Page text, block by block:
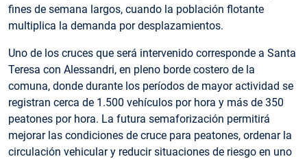
fines de semana largos, cuando la población flotante
multiplica la demanda por desplazamientos.
Uno de los cruces que será intervenido corresponde a Santa
Teresa con Alessandri, en pleno borde costero de la
comuna, donde durante los períodos de mayor actividad se
registran cerca de 1.500 vehículos por hora y más de 350
peatones por hora. La futura semaforización permitirá
mejorar las condiciones de cruce para peatones, ordenar la
circulación vehicular y reducir situaciones de riesgo en uno